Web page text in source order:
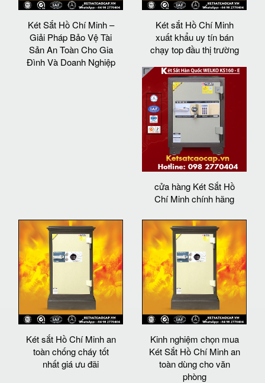
Két Sắt Hồ Chí Minh –
Giải Pháp Bảo Vệ Tài
Sản An Toàn Cho Gia
Đình Và Doanh Nghiệp
Két sắt Hồ Chí Minh
xuất khẩu uy tín bán
chạy top đầu thị trường
cửa hàng Két Sắt Hồ
Chí Minh chính hãng
Két sắt Hồ Chí Minh an
toàn chống cháy tốt
nhất giá ưu đãi
Kinh nghiệm chọn mua
Két Sắt Hồ Chí Minh an
toàn dùng cho văn
phòng